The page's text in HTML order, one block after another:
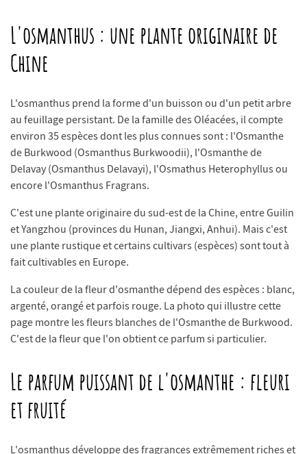
L'osmanthus : une plante originaire de
Chine
L'osmanthus prend la forme d'un buisson ou d'un petit arbre
au feuillage persistant. De la famille des Oléacées, il compte
environ 35 espèces dont les plus connues sont : l'Osmanthe
de Burkwood (Osmanthus Burkwoodii), l'Osmanthe de
Delavay (Osmanthus Delavayi), l'Osmathus Heterophyllus ou
encore l'Osmanthus Fragrans.
C'est une plante originaire du sud-est de la Chine, entre Guilin
et Yangzhou (provinces du Hunan, Jiangxi, Anhui). Mais c'est
une plante rustique et certains cultivars (espèces) sont tout à
fait cultivables en Europe.
La couleur de la fleur d'osmanthe dépend des espèces : blanc,
argenté, orangé et parfois rouge. La photo qui illustre cette
page montre les fleurs blanches de l'Osmanthe de Burkwood.
C'est de la fleur que l'on obtient ce parfum si particulier.
Le parfum puissant de l'osmanthe : fleuri
et fruité
L'osmanthus développe des fragrances extrêmement riches et